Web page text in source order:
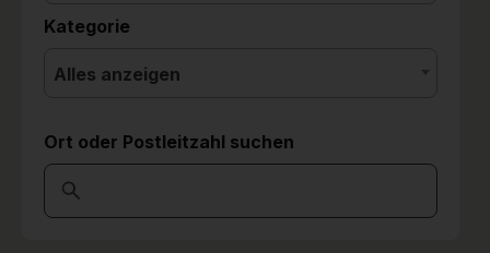
Kategorie
Alles anzeigen
Ort oder Postleitzahl suchen